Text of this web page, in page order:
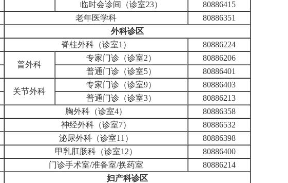
临时会诊间（诊室23）
80886415
老年医学科
80886351
外科诊区
脊柱外科（诊室1）
80886224
普外科
专家门诊（诊室2）
80886206
普通门诊（诊室5）
80886401
关节外科
专家门诊（诊室9）
80886403
普通门诊（诊室3）
80886213
胸外科（诊室4）
80886358
神经外科（诊室7）
80886532
泌尿外科（诊室11）
80886398
甲乳肛肠科（诊室12）
80886400
门诊手术室/准备室/换药室
80886214
妇产科诊区